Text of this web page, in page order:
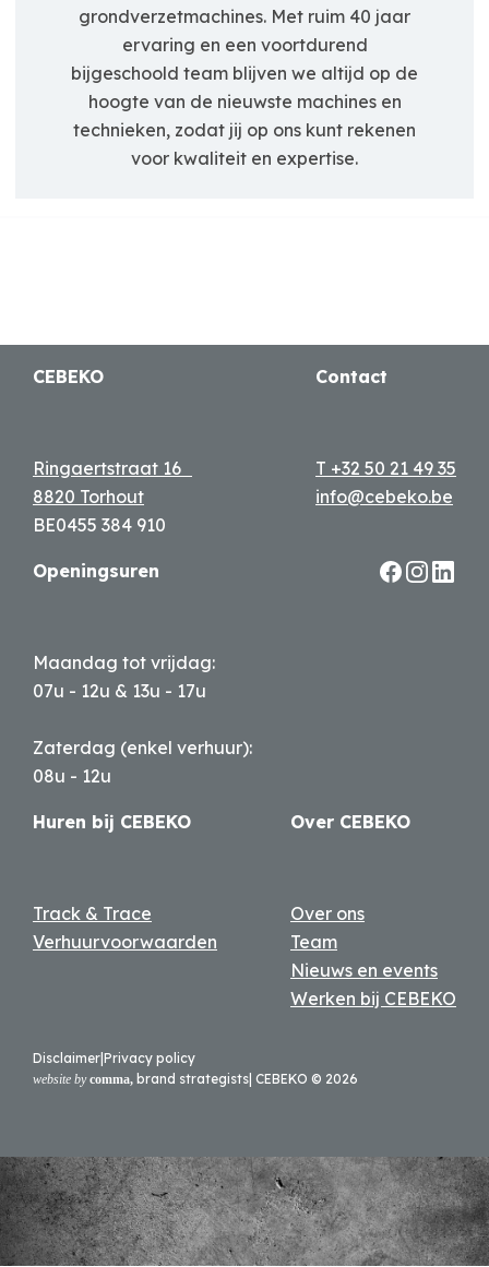
grondverzetmachines. Met ruim 40 jaar
ervaring en een voortdurend
bijgeschoold team blijven we altijd op de
hoogte van de nieuwste machines en
technieken, zodat jij op ons kunt rekenen
voor kwaliteit en expertise.
CEBEKO
Ringaertstraat 16
8820 Torhout
BE0455 384 910
Contact
T +32 50 21 49 35
info@cebeko.be
Openingsuren
Maandag tot vrijdag:
07u - 12u & 13u - 17u
Zaterdag (enkel verhuur):
08u - 12u
Huren bij CEBEKO
Track & Trace
Verhuurvoorwaarden
Over CEBEKO
Over ons
Team
Nieuws en events
Werken bij CEBEKO
Disclaimer Privacy policy
website by comma, brand strategists | CEBEKO © 2026